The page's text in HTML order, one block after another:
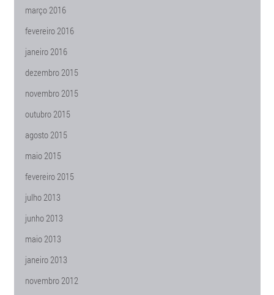
março 2016
fevereiro 2016
janeiro 2016
dezembro 2015
novembro 2015
outubro 2015
agosto 2015
maio 2015
fevereiro 2015
julho 2013
junho 2013
maio 2013
janeiro 2013
novembro 2012